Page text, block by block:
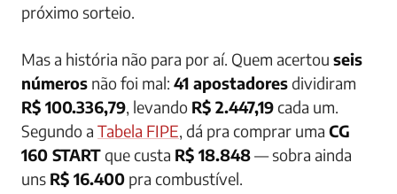
próximo sorteio.
Mas a história não para por aí. Quem acertou seis
números não foi mal: 41 apostadoresdividiram
R$ 100.336,79, levando R$ 2.447,19cada um.
Segundo a Tabela FIPE, dá pra comprar uma CG
160 STARTque custa R$ 18.848— sobra ainda
uns R$ 16.400 pra combustível.